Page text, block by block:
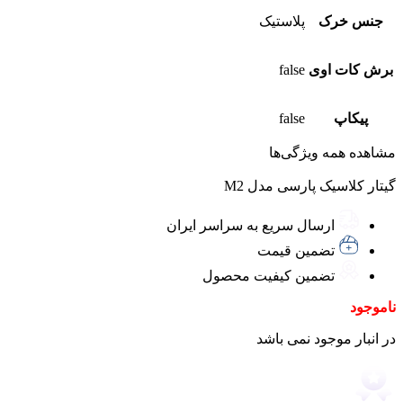
جنس خرک پلاستیک
برش کات‌ اوی false
پیکاپ false
مشاهده همه ویژگی‌ها
گیتار کلاسیک پارسی مدل M2
ارسال سریع به سراسر ایران
تضمین قیمت
تضمین کیفیت محصول
ناموجود
در انبار موجود نمی باشد